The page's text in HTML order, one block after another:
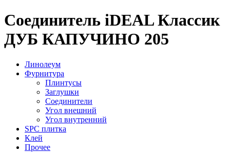
Соединитель iDEAL Классик
ДУБ КАПУЧИНО 205
Линолеум
Фурнитура
Плинтусы
Заглушки
Соединители
Угол внешний
Угол внутренний
SPC плитка
Клей
Прочее